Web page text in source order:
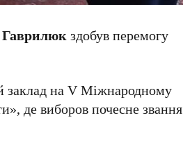
Гаврилюкздобув перемогу
заклад на V Міжнародному
де виборов почесне звання